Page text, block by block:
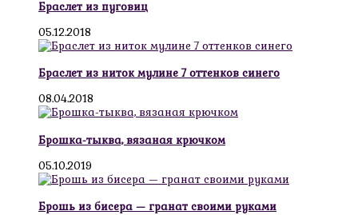
Браслет из пуговиц
05.12.2018
Браслет из ниток мулине 7 оттенков синего
08.04.2018
Брошка-тыква, вязаная крючком
05.10.2019
Брошь из бисера — гранат своими руками